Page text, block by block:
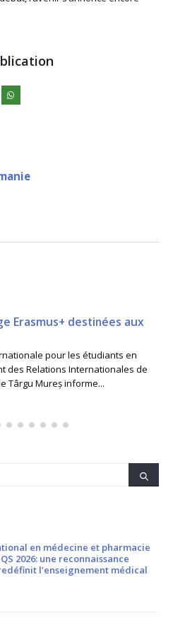
Erasmus+ destinées aux
pour les étudiants en
des Relations Internationales de
Târgu Mureș informe...
en médecine et pharmacie
2026: une reconnaissance
l’enseignement médical